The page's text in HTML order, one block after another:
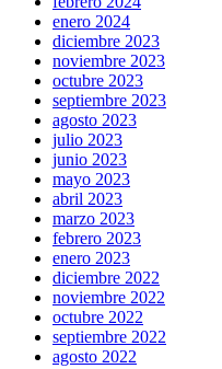
enero 2024
diciembre 2023
noviembre 2023
octubre 2023
septiembre 2023
agosto 2023
julio 2023
junio 2023
mayo 2023
abril 2023
marzo 2023
febrero 2023
enero 2023
diciembre 2022
noviembre 2022
octubre 2022
septiembre 2022
agosto 2022